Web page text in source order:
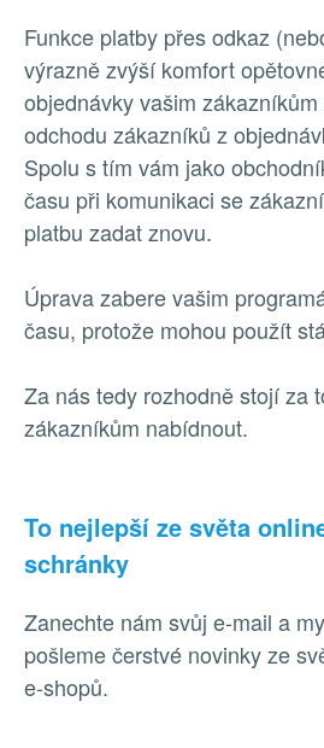
Funkce platby přes odkaz
výrazně zvýší komfort
objednávky vašim
odchodu zákazníků z
Spolu s tím vám jako
času při komunikaci se
platbu zadat znovu.
Úprava zabere vašim
času, protože mohou použít
Za nás tedy rozhodně stojí za
zákazníkům nabídnout.
To nejlepší ze světa
schránky
Zanechte nám svůj e-mail a
pošleme čerstvé novinky ze
e-shopů.